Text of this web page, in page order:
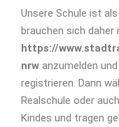
Unsere Schule ist
brauchen sich daher
https://
nrw anzumelden
registrieren. Dann
Realschule oder
Kindes und tragen